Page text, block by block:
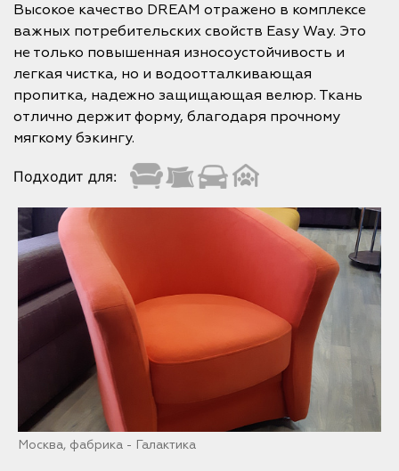
Высокое качество DREAM отражено в комплексе
важных потребительских свойств Easy Way. Это
не только повышенная износоустойчивость и
легкая чистка, но и водоотталкивающая
пропитка, надежно защищающая велюр. Ткань
отлично держит форму, благодаря прочному
мягкому бэкингу.
Подходит для:
Москва, фабрика - Галактика